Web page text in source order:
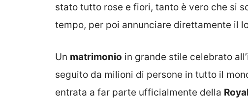
stato tutto rose e fiori, tanto è vero che si
tempo, per poi annunciare direttamente il
Un matrimonio in grande stile celebrato
seguito da milioni di persone in tutto il
entrata a far parte ufficialmente della